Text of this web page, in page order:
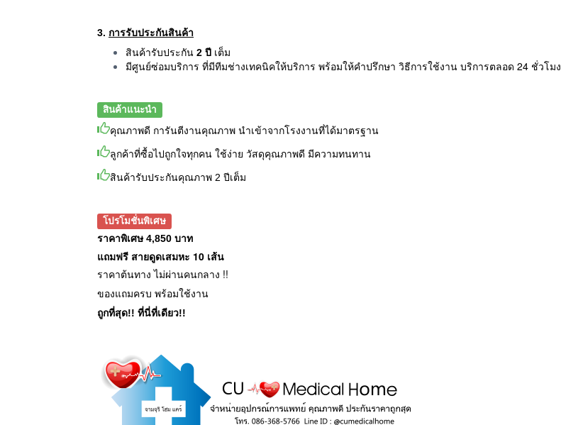
3. การรับประกันสินค้า
สินค้ารับประกัน 2 ปี เต็ม
มีศูนย์ซ่อมบริการ ที่มีทีมช่างเทคนิคให้บริการ พร้อมให้คำปรึกษา วิธีการใช้งาน บริการตลอด 24 ชั่วโมง
สินค้าแนะนำ
คุณภาพดี การันตีงานคุณภาพ นำเข้าจากโรงงานที่ได้มาตรฐาน
ลูกค้าที่ซื้อไปถูกใจทุกคน ใช้ง่าย วัสดุคุณภาพดี มีความทนทาน
สินค้ารับประกันคุณภาพ 2 ปีเต็ม
โปรโมชั่นพิเศษ
ราคาพิเศษ 4,850 บาท
แถมฟรี สายดูดเสมหะ 10 เส้น
ราคาต้นทาง ไม่ผ่านคนกลาง !!
ของแถมครบ พร้อมใช้งาน
ถูกที่สุด!! ที่นี่ที่เดียว!!